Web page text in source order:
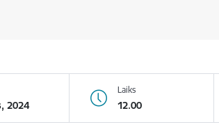
2024
Laiks
12.00